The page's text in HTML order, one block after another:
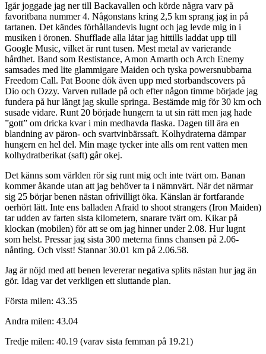
Igår joggade jag ner till Backavallen och körde några varv på
favoritbana nummer 4. Någonstans kring 2,5 km sprang jag in på
tartanen. Det kändes förhållandevis lugnt och jag levde mig in i
musiken i öronen. Shufflade alla låtar jag hittills laddat upp till
Google Music, vilket är runt tusen. Mest metal av varierande
hårdhet. Band som Restistance, Amon Amarth och Arch Enemy
samsades med lite glammigare Maiden och tyska powersnubbarna
Freedom Call. Pat Boone dök även upp med storbandscovers på
Dio och Ozzy. Varven rullade på och efter någon timme började jag
fundera på hur långt jag skulle springa. Bestämde mig för 30 km och
susade vidare. Runt 20 började hungern ta ut sin rätt men jag hade
”gott” om dricka kvar i min medhavda flaska. Dagen till ära en
blandning av päron- och svartvinbärssaft. Kolhydraterna dämpar
hungern en hel del. Min mage tycker inte alls om rent vatten men
kolhydratberikat (saft) går okej.
Det känns som världen rör sig runt mig och inte tvärt om. Banan
kommer åkande utan att jag behöver ta i nämnvärt. När det närmar
sig 25 börjar benen nästan ofrivilligt öka. Känslan är fortfarande
oerhört lätt. Inte ens balladen Afraid to shoot strangers (Iron Maiden)
tar udden av farten sista kilometern, snarare tvärt om. Kikar på
klockan (mobilen) för att se om jag hinner under 2.08. Hur lugnt
som helst. Pressar jag sista 300 meterna finns chansen på 2.06-
nånting. Och visst! Stannar 30.01 km på 2.06.58.
Jag är nöjd med att benen levererar negativa splits nästan hur jag än
gör. Idag var det verkligen ett sluttande plan.
Första milen: 43.35
Andra milen: 43.04
Tredje milen: 40.19 (varav sista femman på 19.21)